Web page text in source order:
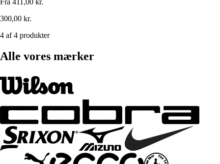
Fra 411,00 kr.
300,00 kr.
4 af 4 produkter
Alle vores mærker